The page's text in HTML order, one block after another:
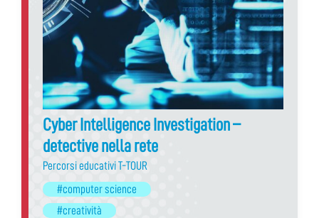
Cyber Intelligence Investigation –
detective nella rete
Percorsi educativi T-TOUR
#computer science
#creatività